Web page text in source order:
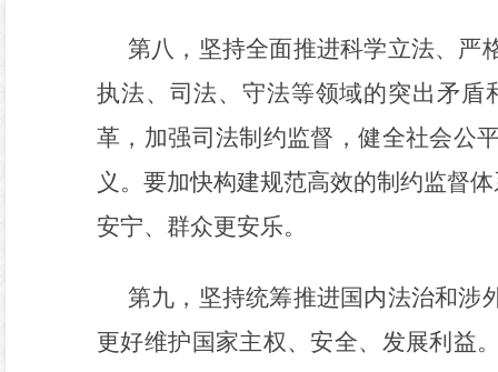
第八，坚持全面推进科学立法、严
执法、司法、守法等领域的突出矛
革，加强司法制约监督，健全社会公
义。要加快构建规范高效的制约监督
安宁、群众更安乐。
第九，坚持统筹推进国内法治和涉
更好维护国家主权、安全、发展利益